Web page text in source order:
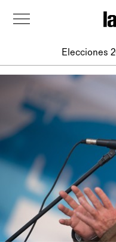
Elecciones